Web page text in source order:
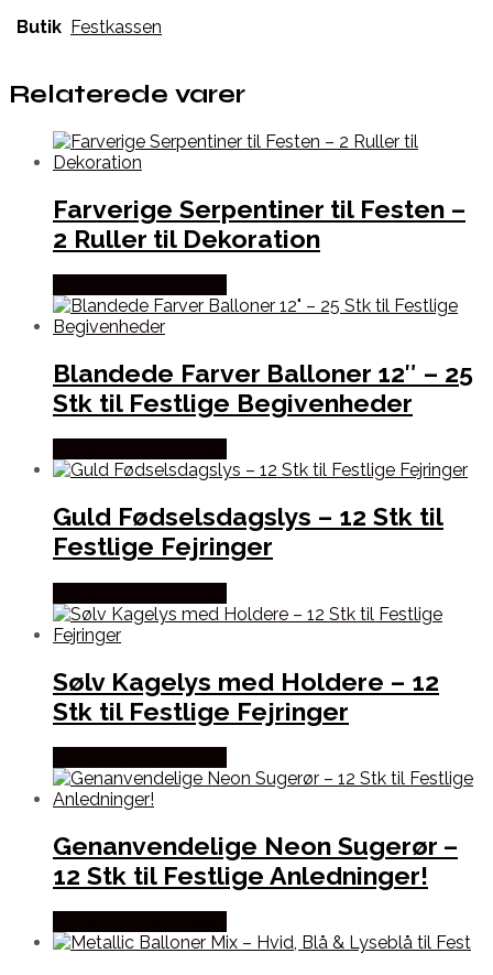
Butik Festkassen
Relaterede varer
Farverige Serpentiner til Festen –
2 Ruller til Dekoration
Blandede Farver Balloner 12″ – 25
Stk til Festlige Begivenheder
Guld Fødselsdagslys – 12 Stk til
Festlige Fejringer
Sølv Kagelys med Holdere – 12
Stk til Festlige Fejringer
Genanvendelige Neon Sugerør –
12 Stk til Festlige Anledninger!